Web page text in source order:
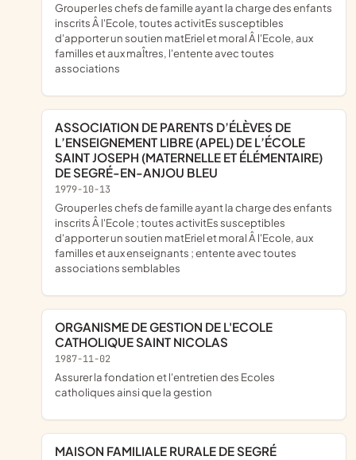
Grouper les chefs de famille ayant la charge des enfants
inscrits Â l'Ecole, toutes activitEs susceptibles
d'apporter un soutien matEriel et moral Â l'Ecole, aux
familles et aux maÎtres, l'entente avec toutes
associations
ASSOCIATION DE PARENTS D’ÉLÈVES DE
L’ENSEIGNEMENT LIBRE (APEL) DE L’ÉCOLE
SAINT JOSEPH (MATERNELLE ET ÉLÉMENTAIRE)
DE SEGRÉ-EN-ANJOU BLEU
1979-10-13
Grouper les chefs de famille ayant la charge des enfants
inscrits Â l'Ecole ; toutes activitEs susceptibles
d'apporter un soutien matEriel et moral Â l'Ecole, aux
familles et aux enseignants ; entente avec toutes
associations semblables
ORGANISME DE GESTION DE L'ECOLE
CATHOLIQUE SAINT NICOLAS
1987-11-02
Assurer la fondation et l'entretien des Ecoles
catholiques ainsi que la gestion
MAISON FAMILIALE RURALE DE SEGRÉ